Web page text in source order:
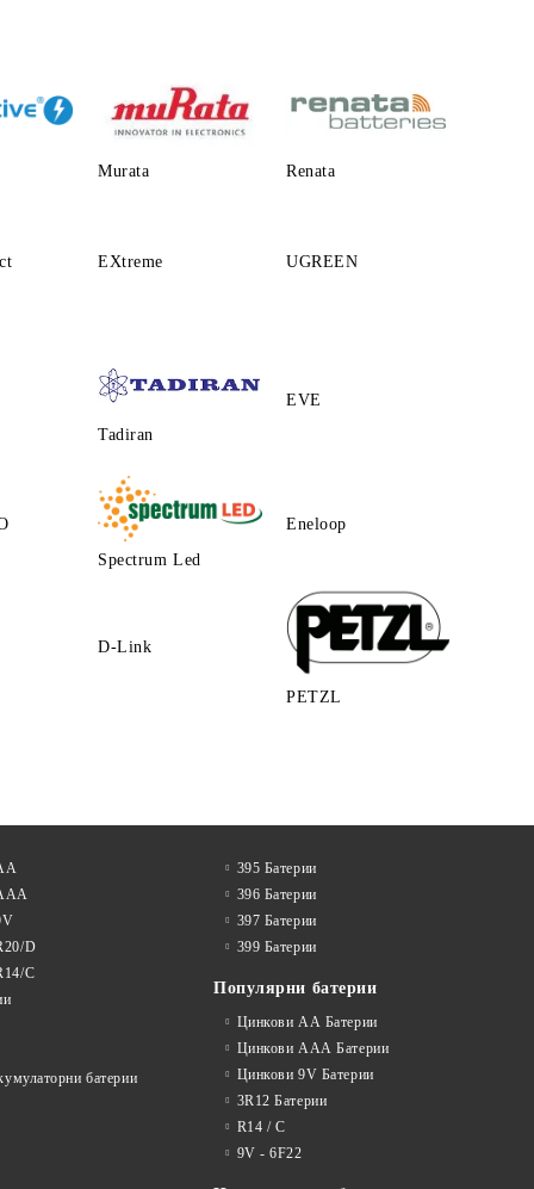
Murata
Renata
EXtreme UGREEN
Tadiran
EVE
Spectrum Led
Eneloop
D-Link
PETZL
D
C
батерии
395 Батерии
396 Батерии
397 Батерии
399 Батерии
Популярни батерии
Цинкови АА Батерии
Цинкови ААА Батерии
Цинкови 9V Батерии
3R12 Батерии
R14 / C
9V - 6F22